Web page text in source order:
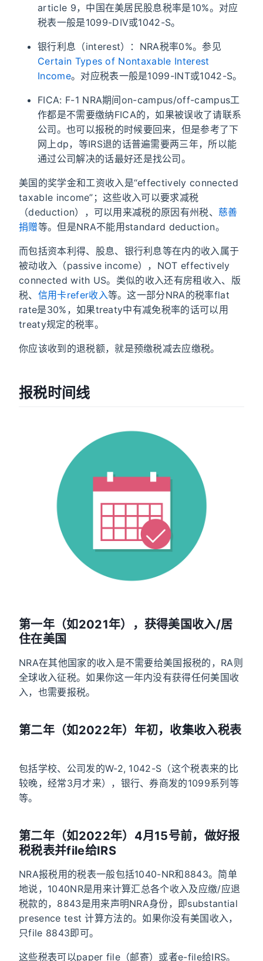
article 9，中国在美居民股息税率是10%。对应
税表一般是1099-DIV或1042-S。
银行利息（interest）：NRA税率0%。参见
Certain Types of Nontaxable Interest
Income。对应税表一般是1099-INT或1042-S。
FICA: F-1 NRA期间on-campus/off-campus工
作都是不需要缴纳FICA的，如果被误收了请联系
公司。也可以报税的时候要回来，但是参考了下
网上dp，等IRS退的话普遍需要两三年，所以能
通过公司解决的话最好还是找公司。
美国的奖学金和工资收入是“effectively connected
taxable income”；这些收入可以要求减税
（deduction），可以用来减税的原因有州税、 慈善
捐赠等。但是NRA不能用standard deduction。
而包括资本利得、股息、银行利息等在内的收入属于
被动收入（passive income），NOT effectively
connected with US。类似的收入还有房租收入、版
税、 信用卡refer收入等。这一部分NRA的税率flat
rate是30%，如果treaty中有减免税率的话可以用
treaty规定的税率。
你应该收到的退税额，就是预缴税减去应缴税。
报税时间线
第一年（如2021年），获得美国收入/居
住在美国
NRA在其他国家的收入是不需要给美国报税的，RA则
全球收入征税。如果你这一年内没有获得任何美国收
入，也需要报税。
第二年（如2022年）年初，收集收入税表
包括学校、公司发的W-2, 1042-S（这个税表来的比
较晚，经常3月才来），银行、券商发的1099系列等
等。
第二年（如2022年）4月15号前，做好报
税税表并file给IRS
NRA报税用的税表一般包括1040-NR和8843。简单
地说，1040NR是用来计算汇总各个收入及应缴/应退
税款的，8843是用来声明NRA身份，即substantial
presence test 计算方法的。如果你没有美国收入，
只file 8843即可。
这些税表可以paper file（邮寄）或者e-file给IRS。